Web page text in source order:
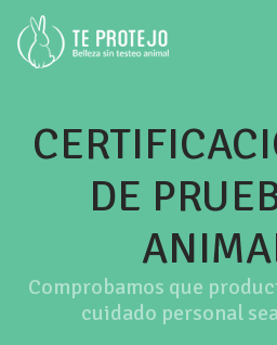
DE
Comprobamos que
cuidado personal